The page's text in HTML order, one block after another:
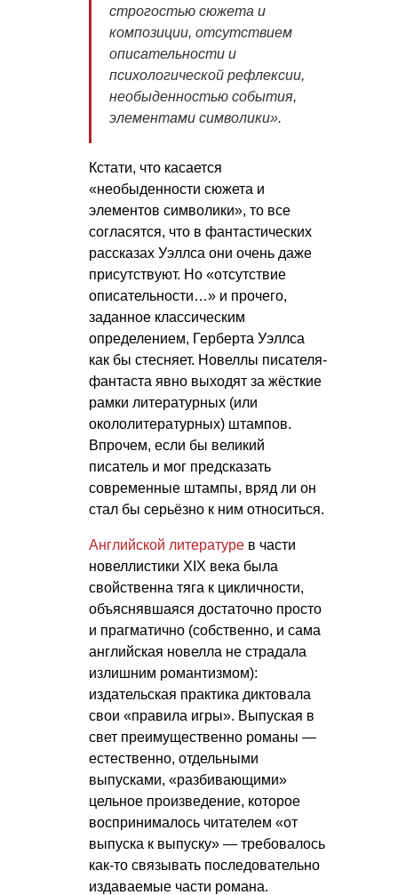
строгостью сюжета и
композиции, отсутствием
описательности и
психологической рефлексии,
необыденностью события,
элементами символики».
Кстати, что касается
«необыденности сюжета и
элементов символики», то все
согласятся, что в фантастических
рассказах Уэллса они очень даже
присутствуют. Но «отсутствие
описательности…» и прочего,
заданное классическим
определением, Герберта Уэллса
как бы стесняет. Новеллы писателя-
фантаста явно выходят за жёсткие
рамки литературных (или
окололитературных) штампов.
Впрочем, если бы великий
писатель и мог предсказать
современные штампы, вряд ли он
стал бы серьёзно к ним относиться.
Английской литературе в части
новеллистики ХІХ века была
свойственна тяга к цикличности,
объяснявшаяся достаточно просто
и прагматично (собственно, и сама
английская новелла не страдала
излишним романтизмом):
издательская практика диктовала
свои «правила игры». Выпуская в
свет преимущественно романы —
естественно, отдельными
выпусками, «разбивающими»
цельное произведение, которое
воспринималось читателем «от
выпуска к выпуску» — требовалось
как-то связывать последовательно
издаваемые части романа.